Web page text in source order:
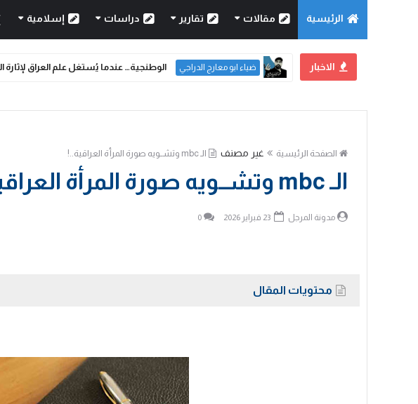
الرئيسية مقالات تقارير دراسات إسلامية
الاخبار ضياء ابو معارج الدراجي الوطنجية… عندما يُستغل علم العراق لإثارة
الصفحة الرئيسية غير مصنف الـ mbc وتشــويه صورة المرأة العراقية..!
الـ mbc وتشــويه صورة المرأة العراقية..!
مدونة المرجل 0
محتويات المقال